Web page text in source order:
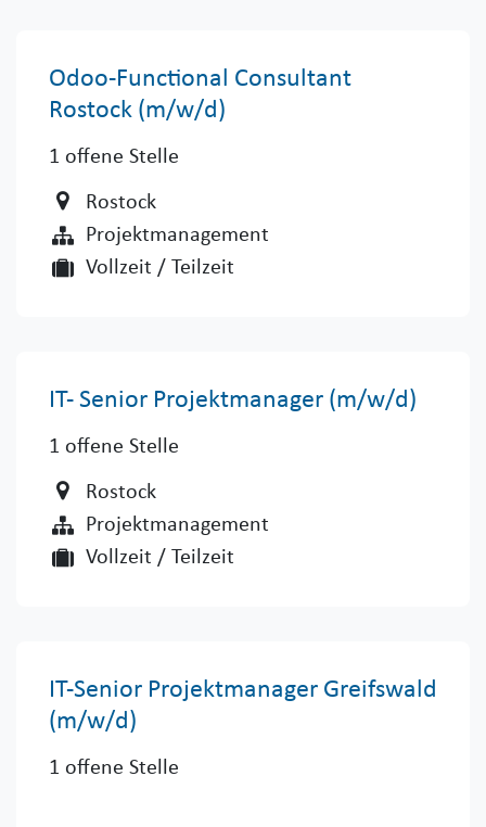
Odoo-Functional Consultant
Rostock (m/w/d)
1 offene Stelle
Rostock
Projektmanagement
Vollzeit / Teilzeit
IT- Senior Projektmanager (m/w/d)
1 offene Stelle
Rostock
Projektmanagement
Vollzeit / Teilzeit
IT-Senior Projektmanager Greifswald
(m/w/d)
1 offene Stelle